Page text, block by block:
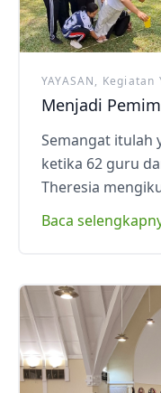
YAYASAN, Kegiatan
Menjadi
Semangat itulah
ketika 62 guru
Theresia
Baca